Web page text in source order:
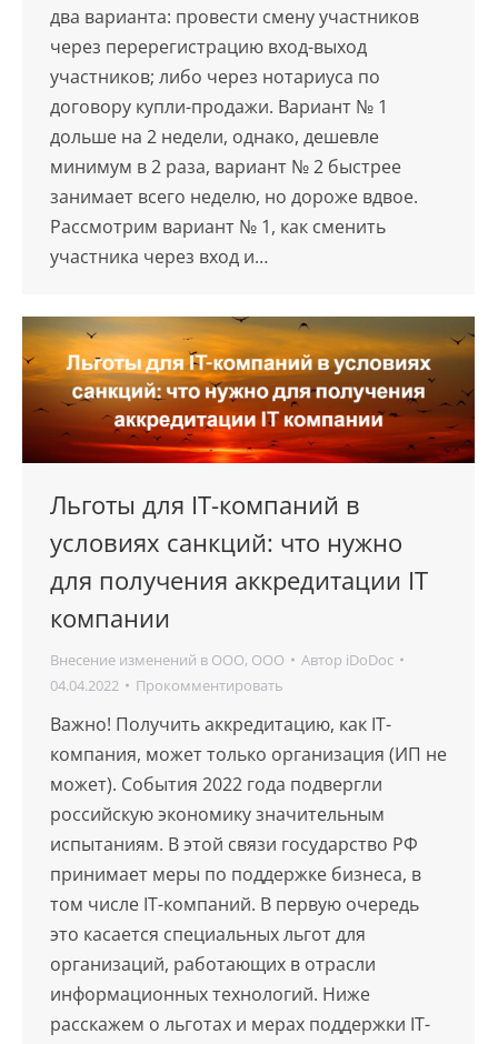
два варианта: провести смену участников
через перерегистрацию вход-выход
участников; либо через нотариуса по
договору купли-продажи. Вариант № 1
дольше на 2 недели, однако, дешевле
минимум в 2 раза, вариант № 2 быстрее
занимает всего неделю, но дороже вдвое.
Рассмотрим вариант № 1, как сменить
участника через вход и…
Льготы для IT-компаний в
условиях санкций: что нужно
для получения аккредитации IT
компании
Внесение изменений в ООО, ООО Автор iDoDoc
04.04.2022
Прокомментировать
Важно! Получить аккредитацию, как IT-
компания, может только организация (ИП не
может). События 2022 года подвергли
российскую экономику значительным
испытаниям. В этой связи государство РФ
принимает меры по поддержке бизнеса, в
том числе IT-компаний. В первую очередь
это касается специальных льгот для
организаций, работающих в отрасли
информационных технологий. Ниже
расскажем о льготах и мерах поддержки IT-